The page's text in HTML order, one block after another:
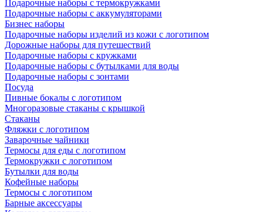
Подарочные наборы с термокружками
Подарочные наборы с аккумуляторами
Бизнес наборы
Подарочные наборы изделий из кожи с логотипом
Дорожные наборы для путешествий
Подарочные наборы с кружками
Подарочные наборы с бутылками для воды
Подарочные наборы с зонтами
Посуда
Пивные бокалы с логотипом
Многоразовые стаканы с крышкой
Стаканы
Фляжки с логотипом
Заварочные чайники
Термосы для еды с логотипом
Термокружки с логотипом
Бутылки для воды
Кофейные наборы
Термосы с логотипом
Барные аксессуары